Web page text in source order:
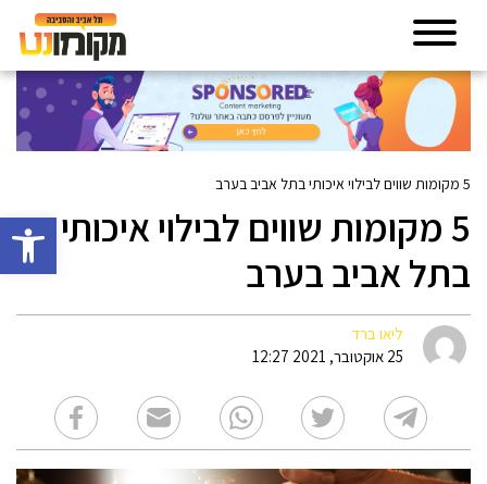
פתח
5 מקומות שווים לבילוי איכותי בתל אביב בערב
5 מקומות שווים לבילוי איכותי
בתל אביב בערב
ליאו ברד
25 אוקטובר, 2021 12:27